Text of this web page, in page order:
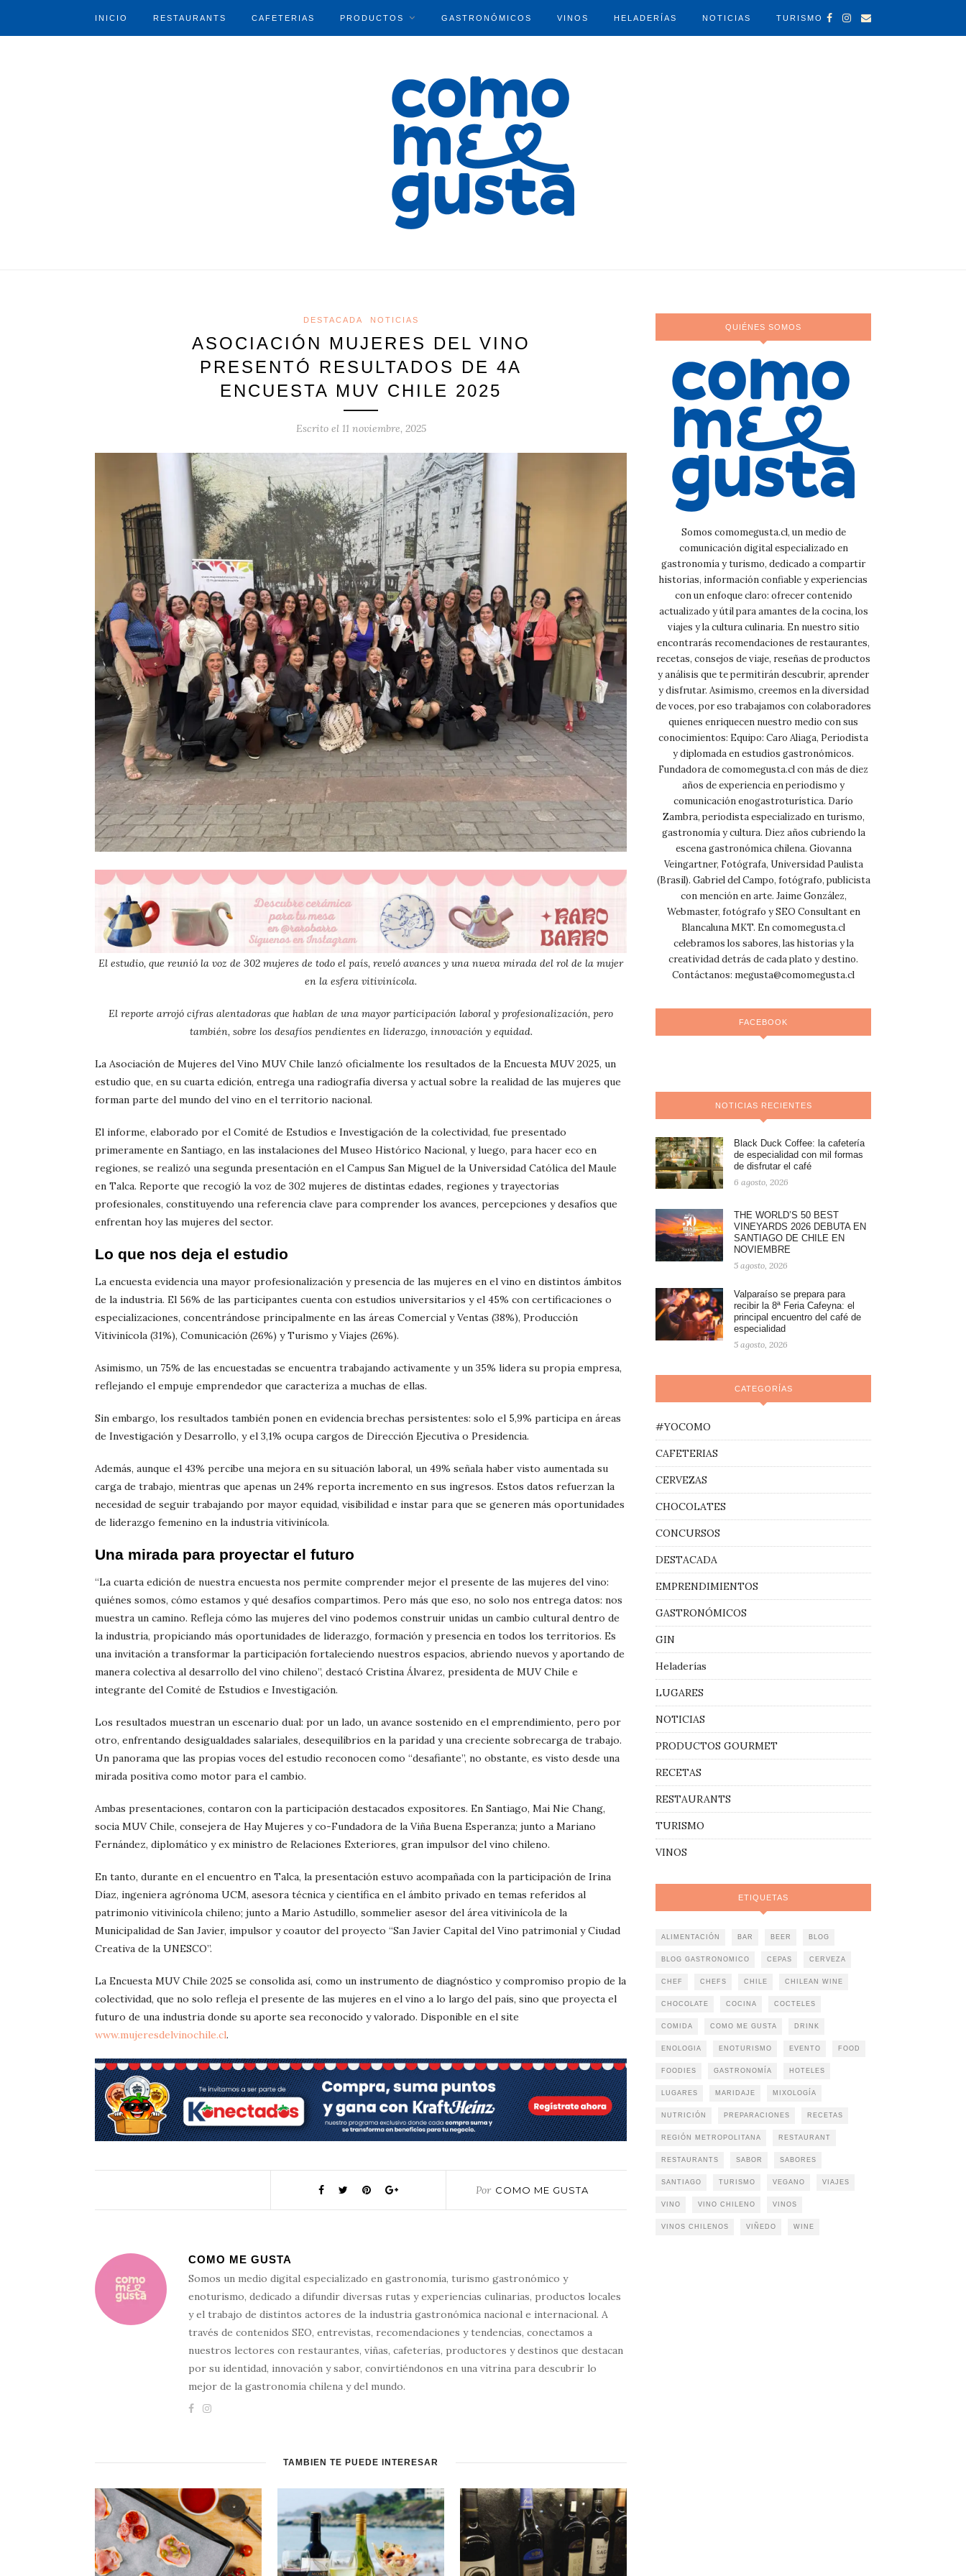
INICIO RESTAURANTS CAFETERIAS PRODUCTOS GASTRONÓMICOS VINOS HELADERÍAS NOTICIAS TURISMO
DESTACADA NOTICIAS
ASOCIACIÓN MUJERES DEL VINO
PRESENTÓ RESULTADOS DE 4A
ENCUESTA MUV CHILE 2025
Escrito el 11 noviembre, 2025
El estudio, que reunió la voz de 302 mujeres de todo el país, reveló avances y una nueva mirada del rol de la mujer
en la esfera vitivinícola.
El reporte arrojó cifras alentadoras que hablan de una mayor participación laboral y profesionalización, pero
también, sobre los desafíos pendientes en liderazgo, innovación y equidad.
La Asociación de Mujeres del Vino MUV Chile lanzó oficialmente los resultados de la Encuesta MUV 2025, un
estudio que, en su cuarta edición, entrega una radiografía diversa y actual sobre la realidad de las mujeres que
forman parte del mundo del vino en el territorio nacional.
El informe, elaborado por el Comité de Estudios e Investigación de la colectividad, fue presentado
primeramente en Santiago, en las instalaciones del Museo Histórico Nacional, y luego, para hacer eco en
regiones, se realizó una segunda presentación en el Campus San Miguel de la Universidad Católica del Maule
en Talca. Reporte que recogió la voz de 302 mujeres de distintas edades, regiones y trayectorias
profesionales, constituyendo una referencia clave para comprender los avances, percepciones y desafíos que
enfrentan hoy las mujeres del sector.
Lo que nos deja el estudio
La encuesta evidencia una mayor profesionalización y presencia de las mujeres en el vino en distintos ámbitos
de la industria. El 56% de las participantes cuenta con estudios universitarios y el 45% con certificaciones o
especializaciones, concentrándose principalmente en las áreas Comercial y Ventas (38%), Producción
Vitivinícola (31%), Comunicación (26%) y Turismo y Viajes (26%).
Asimismo, un 75% de las encuestadas se encuentra trabajando activamente y un 35% lidera su propia empresa,
reflejando el empuje emprendedor que caracteriza a muchas de ellas.
Sin embargo, los resultados también ponen en evidencia brechas persistentes: solo el 5,9% participa en áreas
de Investigación y Desarrollo, y el 3,1% ocupa cargos de Dirección Ejecutiva o Presidencia.
Además, aunque el 43% percibe una mejora en su situación laboral, un 49% señala haber visto aumentada su
carga de trabajo, mientras que apenas un 24% reporta incremento en sus ingresos. Estos datos refuerzan la
necesidad de seguir trabajando por mayor equidad, visibilidad e instar para que se generen más oportunidades
de liderazgo femenino en la industria vitivinícola.
Una mirada para proyectar el futuro
“La cuarta edición de nuestra encuesta nos permite comprender mejor el presente de las mujeres del vino:
quiénes somos, cómo estamos y qué desafíos compartimos. Pero más que eso, no solo nos entrega datos: nos
muestra un camino. Refleja cómo las mujeres del vino podemos construir unidas un cambio cultural dentro de
la industria, propiciando más oportunidades de liderazgo, formación y presencia en todos los territorios. Es
una invitación a transformar la participación fortaleciendo nuestros espacios, abriendo nuevos y aportando de
manera colectiva al desarrollo del vino chileno”, destacó Cristina Álvarez, presidenta de MUV Chile e
integrante del Comité de Estudios e Investigación.
Los resultados muestran un escenario dual: por un lado, un avance sostenido en el emprendimiento, pero por
otro, enfrentando desigualdades salariales, desequilibrios en la paridad y una creciente sobrecarga de trabajo.
Un panorama que las propias voces del estudio reconocen como “desafiante”, no obstante, es visto desde una
mirada positiva como motor para el cambio.
Ambas presentaciones, contaron con la participación destacados expositores. En Santiago, Mai Nie Chang,
socia MUV Chile, consejera de Hay Mujeres y co-Fundadora de la Viña Buena Esperanza; junto a Mariano
Fernández, diplomático y ex ministro de Relaciones Exteriores, gran impulsor del vino chileno.
En tanto, durante en el encuentro en Talca, la presentación estuvo acompañada con la participación de Irina
Díaz, ingeniera agrónoma UCM, asesora técnica y científica en el ámbito privado en temas referidos al
patrimonio vitivinícola chileno; junto a Mario Astudillo, sommelier asesor del área vitivinícola de la
Municipalidad de San Javier, impulsor y coautor del proyecto “San Javier Capital del Vino patrimonial y Ciudad
Creativa de la UNESCO”.
La Encuesta MUV Chile 2025 se consolida así, como un instrumento de diagnóstico y compromiso propio de la
colectividad, que no solo refleja el presente de las mujeres en el vino a lo largo del país, sino que proyecta el
futuro de una industria donde su aporte sea reconocido y valorado. Disponible en el site
www.mujeresdelvinochile.cl.
Por COMO ME GUSTA
COMO ME GUSTA
Somos un medio digital especializado en gastronomía, turismo gastronómico y
enoturismo, dedicado a difundir diversas rutas y experiencias culinarias, productos locales
y el trabajo de distintos actores de la industria gastronómica nacional e internacional. A
través de contenidos SEO, entrevistas, recomendaciones y tendencias, conectamos a
nuestros lectores con restaurantes, viñas, cafeterías, productores y destinos que destacan
por su identidad, innovación y sabor, convirtiéndonos en una vitrina para descubrir lo
mejor de la gastronomía chilena y del mundo.
TAMBIÉN TE PUEDE INTERESAR
QUIÉNES SOMOS
Somos comomegusta.cl, un medio de
comunicación digital especializado en
gastronomía y turismo, dedicado a compartir
historias, información confiable y experiencias
con un enfoque claro: ofrecer contenido
actualizado y útil para amantes de la cocina, los
viajes y la cultura culinaria. En nuestro sitio
encontrarás recomendaciones de restaurantes,
recetas, consejos de viaje, reseñas de productos
y análisis que te permitirán descubrir, aprender
y disfrutar. Asimismo, creemos en la diversidad
de voces, por eso trabajamos con colaboradores
quienes enriquecen nuestro medio con sus
conocimientos: Equipo: Caro Aliaga, Periodista
y diplomada en estudios gastronómicos.
Fundadora de comomegusta.cl con más de diez
años de experiencia en periodismo y
comunicación enogastroturística. Darío
Zambra, periodista especializado en turismo,
gastronomía y cultura. Diez años cubriendo la
escena gastronómica chilena. Giovanna
Veingartner, Fotógrafa, Universidad Paulista
(Brasil). Gabriel del Campo, fotógrafo, publicista
con mención en arte. Jaime González,
Webmaster, fotógrafo y SEO Consultant en
Blancaluna MKT. En comomegusta.cl
celebramos los sabores, las historias y la
creatividad detrás de cada plato y destino.
Contáctanos: megusta@comomegusta.cl
FACEBOOK
NOTICIAS RECIENTES
Black Duck Coffee: la cafetería
de especialidad con mil formas
de disfrutar el café
6 agosto, 2026
THE WORLD’S 50 BEST
VINEYARDS 2026 DEBUTA EN
SANTIAGO DE CHILE EN
NOVIEMBRE
5 agosto, 2026
Valparaíso se prepara para
recibir la 8ª Feria Cafeyna: el
principal encuentro del café de
especialidad
5 agosto, 2026
CATEGORÍAS
#YOCOMO
CAFETERIAS
CERVEZAS
CHOCOLATES
CONCURSOS
DESTACADA
EMPRENDIMIENTOS
GASTRONÓMICOS
GIN
Heladerías
LUGARES
NOTICIAS
PRODUCTOS GOURMET
RECETAS
RESTAURANTS
TURISMO
VINOS
ETIQUETAS
ALIMENTACIÓN BAR BEER BLOG
BLOG GASTRONOMICO CEPAS CERVEZA
CHEF CHEFS CHILE CHILEAN WINE
CHOCOLATE COCINA COCTELES
COMIDA COMO ME GUSTA DRINK
ENOLOGIA ENOTURISMO EVENTO FOOD
FOODIES GASTRONOMÍA HOTELES
LUGARES MARIDAJE MIXOLOGÍA
NUTRICIÓN PREPARACIONES RECETAS
REGIÓN METROPOLITANA RESTAURANT
RESTAURANTS SABOR SABORES
SANTIAGO TURISMO VEGANO VIAJES
VINO VINO CHILENO VINOS
VINOS CHILENOS VIÑEDO WINE